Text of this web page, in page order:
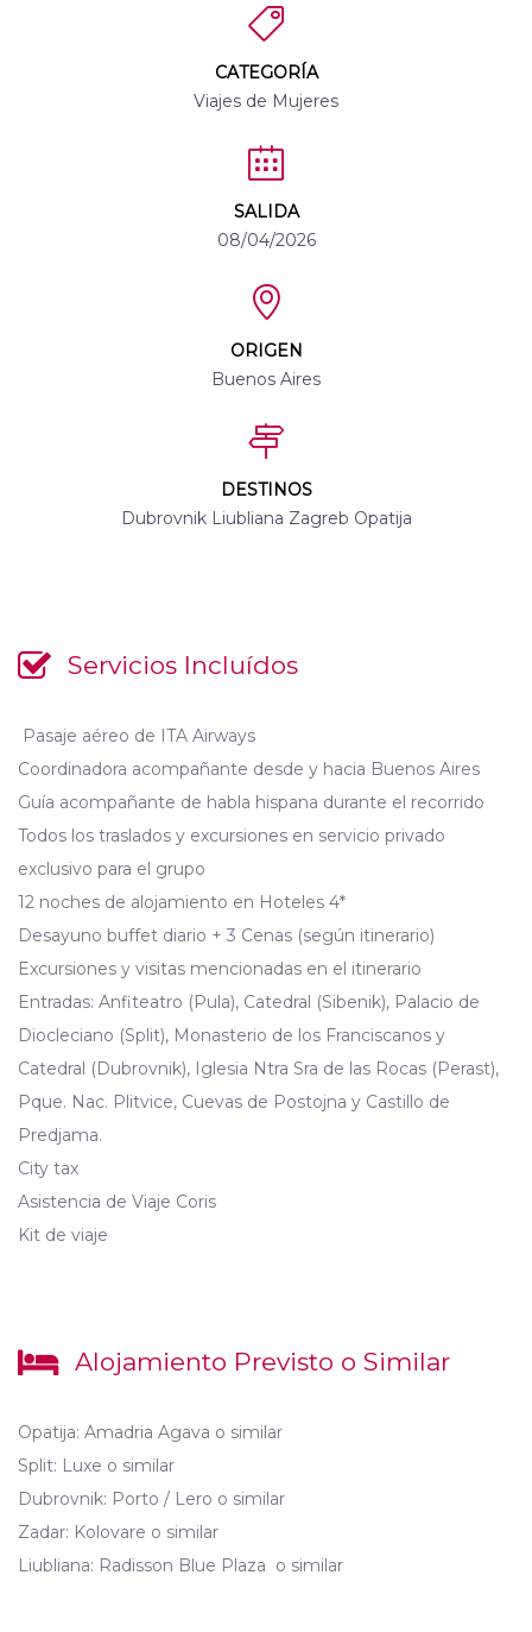
CATEGORÍA
Viajes de Mujeres
SALIDA
08/04/2026
ORIGEN
Buenos Aires
DESTINOS
Dubrovnik Liubliana Zagreb Opatija
Servicios Incluídos
Pasaje aéreo de ITA Airways
Coordinadora acompañante desde y hacia Buenos Aires
Guía acompañante de habla hispana durante el recorrido
Todos los traslados y excursiones en servicio privado
exclusivo para el grupo
12 noches de alojamiento en Hoteles 4*
Desayuno buffet diario + 3 Cenas (según itinerario)
Excursiones y visitas mencionadas en el itinerario
Entradas: Anfiteatro (Pula), Catedral (Sibenik), Palacio de
Diocleciano (Split), Monasterio de los Franciscanos y
Catedral (Dubrovnik), Iglesia Ntra Sra de las Rocas (Perast),
Pque. Nac. Plitvice, Cuevas de Postojna y Castillo de
Predjama.
City tax
Asistencia de Viaje Coris
Kit de viaje
Alojamiento Previsto o Similar
Opatija: Amadria Agava o similar
Split: Luxe o similar
Dubrovnik: Porto / Lero o similar
Zadar: Kolovare o similar
Liubliana: Radisson Blue Plaza o similar